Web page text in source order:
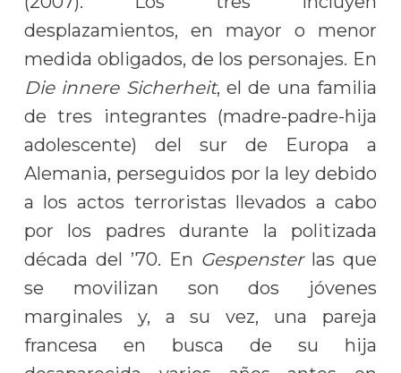
desplazamientos, en mayor o menor
medida obligados, de los personajes. En
Die innere Sicherheit, el de una familia
de tres integrantes (madre-padre-hija
adolescente) del sur de Europa a
Alemania, perseguidos por la ley debido
a los actos terroristas llevados a cabo
por los padres durante la politizada
década del ’70. En Gespensterlas que
se movilizan son dos jóvenes
marginales y, a su vez, una pareja
francesa en busca de su hija